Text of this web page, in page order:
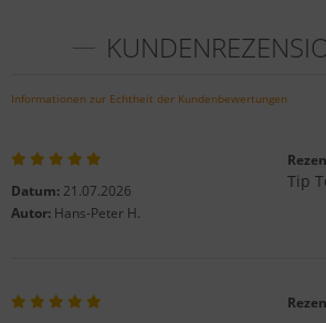
Informationen zur Echtheit der Kundenbewertungen
Datum: 21.07.2026
Autor: Hans-Peter H.
Tip